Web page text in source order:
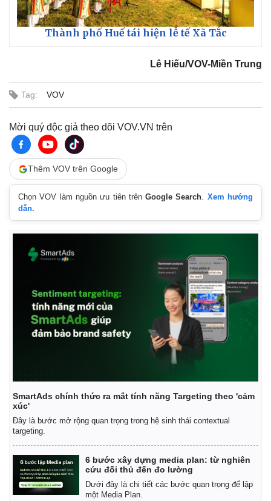
Kinh tế
Bất động sản
Khởi nghiệp
Tỷ giá
Chứng khoán
Thành phố Huế tái hiện lễ tế Xã Tắc
Lê Hiếu/VOV-Miền Trung
Tag: VOV
Mời quý độc giả theo dõi VOV.VN trên
Thêm VOV trên Google
Chọn VOV làm nguồn ưu tiên trênGoogle Search. Xem hướng
dẫn.
SmartAds chính thức ra mắt tính năng Targeting theo 'cảm
xúc'
Đây là bước mở rộng quan trọng trong hệ sinh thái contextual
targeting.
6 bước xây dựng media plan: từ nghiên
cứu đối thủ đến đo lường
Dưới đây là chi tiết các bước quan trọng để lập
một Media Plan.